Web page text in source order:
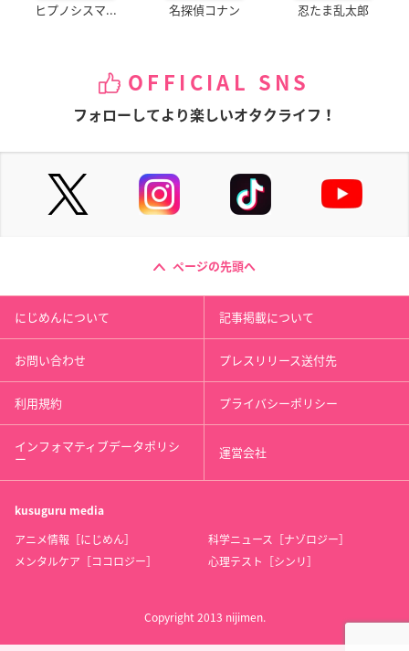
ヒプノシスマ... 名探偵コナン 忍たま乱太郎
OFFICIAL SNS
フォローしてより楽しいオタクライフ！
ページの先頭へ
にじめんについて 記事掲載について
お問い合わせ プレスリリース送付先
利用規約 プライバシーポリシー
インフォマティブデータポリシ
ー 運営会社
kusuguru media
アニメ情報［にじめん］
科学ニュース［ナゾロジー］
メンタルケア［ココロジー］
心理テスト［シンリ］
Copyright 2013 nijimen.